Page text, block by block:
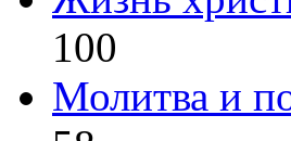
100
Молитва и